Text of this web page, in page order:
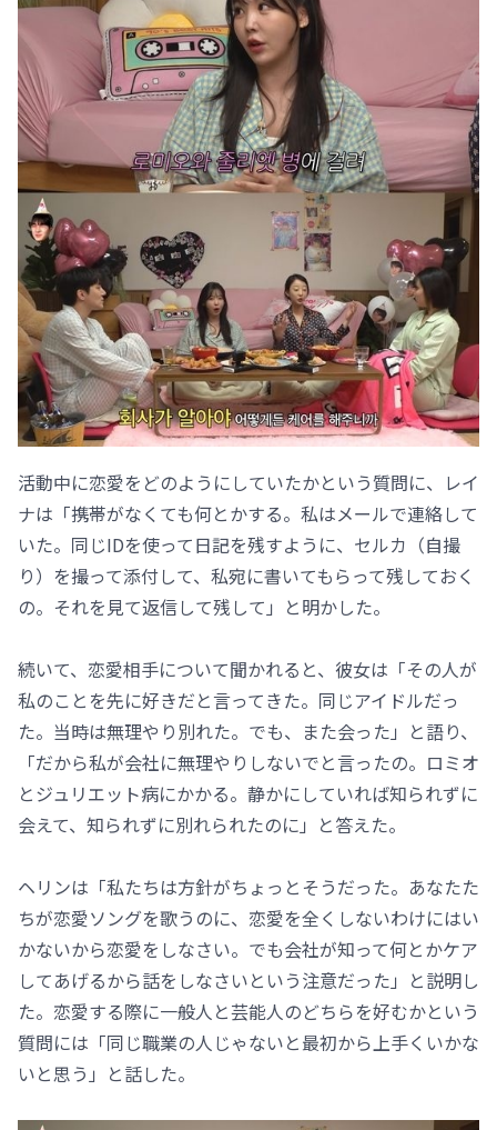
活動中に恋愛をどのようにしていたかという質問に、レイ
ナは「携帯がなくても何とかする。私はメールで連絡して
いた。同じIDを使って日記を残すように、セルカ（自撮
り）を撮って添付して、私宛に書いてもらって残しておく
の。それを見て返信して残して」と明かした。
続いて、恋愛相手について聞かれると、彼女は「その人が
私のことを先に好きだと言ってきた。同じアイドルだっ
た。当時は無理やり別れた。でも、また会った」と語り、
「だから私が会社に無理やりしないでと言ったの。ロミオ
とジュリエット病にかかる。静かにしていれば知られずに
会えて、知られずに別れられたのに」と答えた。
ヘリンは「私たちは方針がちょっとそうだった。あなたた
ちが恋愛ソングを歌うのに、恋愛を全くしないわけにはい
かないから恋愛をしなさい。でも会社が知って何とかケア
してあげるから話をしなさいという注意だった」と説明し
た。恋愛する際に一般人と芸能人のどちらを好むかという
質問には「同じ職業の人じゃないと最初から上手くいかな
いと思う」と話した。